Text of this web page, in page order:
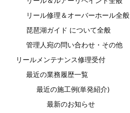
リール修理＆オーバーホール全般
琵琶湖ガイド について全般
管理人宛の問い合わせ・その他
リールメンテナンス修理受付
最近の業務履歴一覧
最近の施工例(単発紹介)
最新のお知らせ